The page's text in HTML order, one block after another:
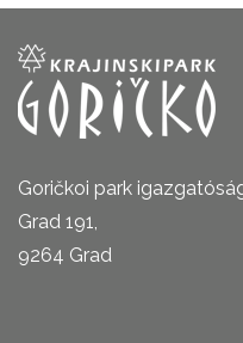
Goričkoi park
Grad 191,
9264 Grad